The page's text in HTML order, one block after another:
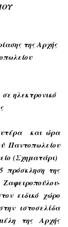
της Αρχής
ηλεκτρονικό
και ώρα
Παντοπωλείου
(Σχηματάρι)
πρόσκληση της
ειδικό χώρο
ιστοσελίδα
της Αρχής